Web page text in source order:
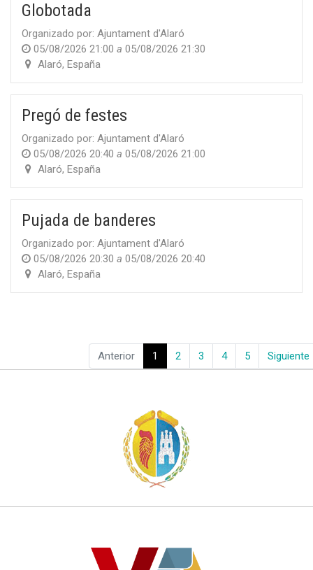
Globotada
Organizado por: Ajuntament d'Alaró
05/08/2026 21:00 a 05/08/2026 21:30
Alaró,España
Pregó de festes
Organizado por: Ajuntament d'Alaró
05/08/2026 20:40 a 05/08/2026 21:00
Alaró,España
Pujada de banderes
Organizado por: Ajuntament d'Alaró
05/08/2026 20:30 a 05/08/2026 20:40
Alaró,España
Anterior 1 2 3 4 5 Siguiente